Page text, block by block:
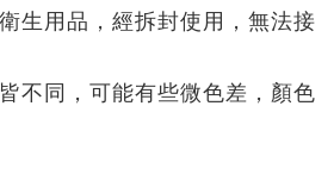
生用品，經拆封使用，無法接
不同，可能有些微色差，顏色